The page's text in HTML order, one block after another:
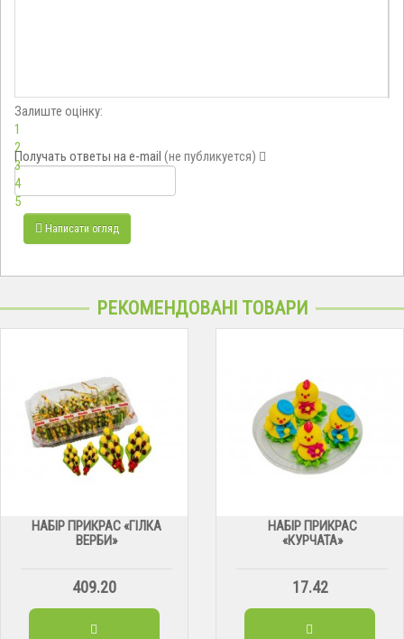
Залиште оцінку:
1
2
3
4
5
Получать ответы на e-mail (не публикуется)
Написати огляд
РЕКОМЕНДОВАНІ ТОВАРИ
НАБІР ПРИКРАС «ГІЛКА
ВЕРБИ»
409.20
НАБІР ПРИКРАС
«КУРЧАТА»
17.42